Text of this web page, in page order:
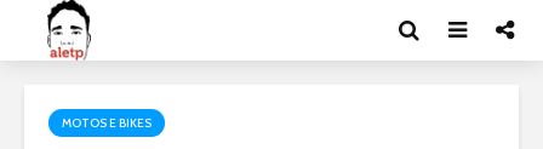
MOTOS E BIKES